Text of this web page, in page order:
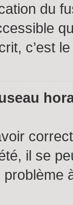
du
c’est
il se